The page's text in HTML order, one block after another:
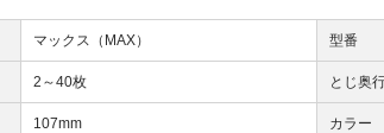
マックス（MAX） 型番
2～40枚 とじ奥
107mm カラー